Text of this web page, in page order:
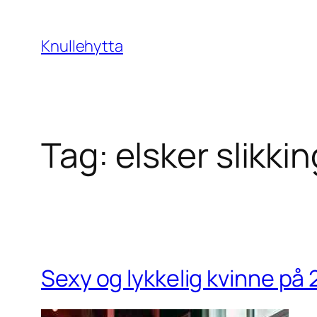
content
Knullehytta
Tag: elsker
Sexy og lykkelig kvinne på